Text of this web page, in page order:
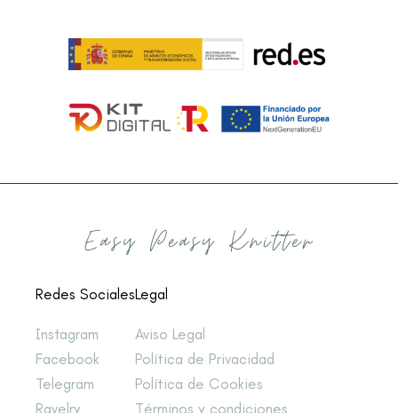
Redes Sociales
Instagram
Facebook
Telegram
Ravelry
Legal
Aviso Legal
Política de Privacidad
Política de Cookies
Términos y condiciones